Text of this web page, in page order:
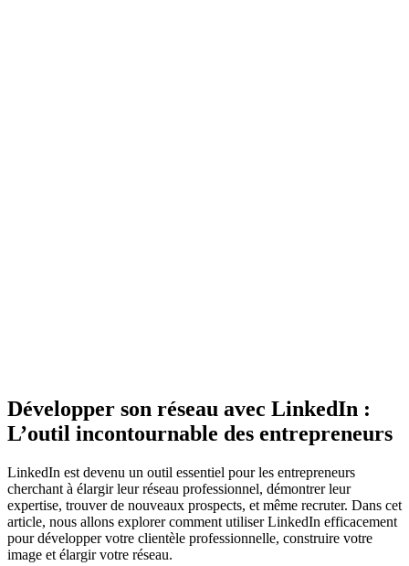
Développer son réseau avec LinkedIn :
L’outil incontournable des entrepreneurs
LinkedIn est devenu un outil essentiel pour les entrepreneurs
cherchant à élargir leur réseau professionnel, démontrer leur
expertise, trouver de nouveaux prospects, et même recruter. Dans cet
article, nous allons explorer comment utiliser LinkedIn efficacement
pour développer votre clientèle professionnelle, construire votre
image et élargir votre réseau.